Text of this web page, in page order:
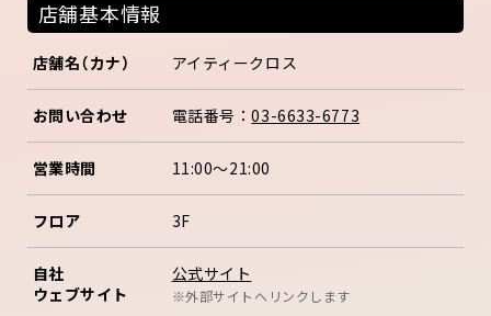
店舗基本情報
店舗名（カナ） アイティークロス
お問い合わせ 電話番号：03-6633-6773
営業時間 11:00～21:00
フロア 3F
自社
ウェブサイト
公式サイト
※外部サイトへリンクします